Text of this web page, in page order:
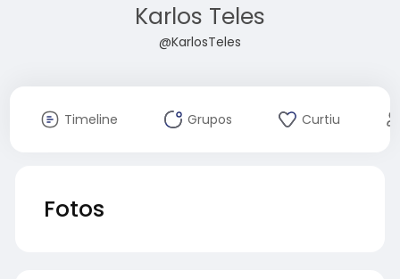
Karlos Teles
@KarlosTeles
Timeline Grupos Curtiu
Fotos